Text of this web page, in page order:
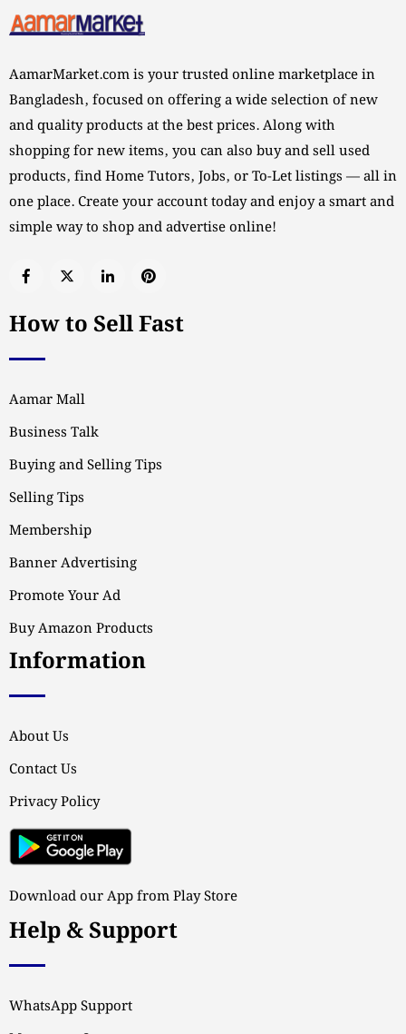
AamarMarket.com is your trusted online marketplace in
Bangladesh, focused on offering a wide selection of new
and quality products at the best prices. Along with
shopping for new items, you can also buy and sell used
products, find Home Tutors, Jobs, or To-Let listings — all in
one place. Create your account today and enjoy a smart and
simple way to shop and advertise online!
How to Sell Fast
Aamar Mall
Business Talk
Buying and Selling Tips
Selling Tips
Membership
Banner Advertising
Promote Your Ad
Buy Amazon Products
Information
About Us
Contact Us
Privacy Policy
Download our App from Play Store
Help & Support
WhatsApp Support